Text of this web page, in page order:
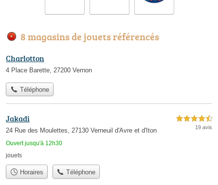
8 magasins de jouets référencés
Charlotton
4 Place Barette, 27200 Vernon
Téléphone
Jakadi
24 Rue des Moulettes, 27130 Verneuil d'Avre et d'Iton
Ouvert jusqu'à 12h30
4,5 étoiles sur 5
19 avis
jouets
Horaires Téléphone